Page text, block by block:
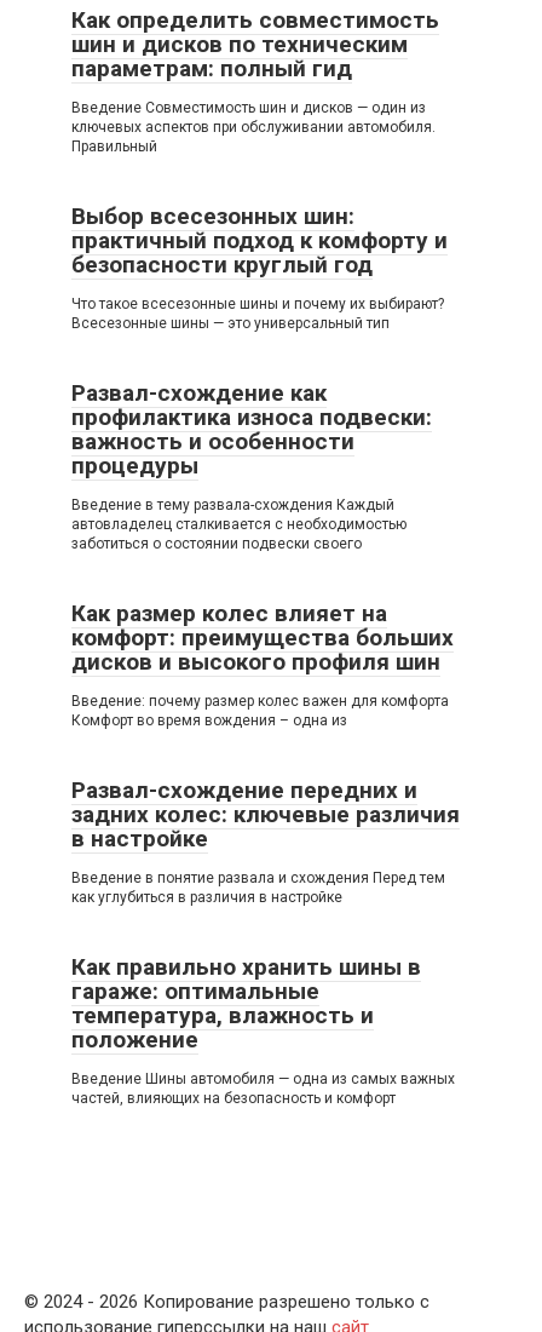
Как определить совместимость
шин и дисков по техническим
параметрам: полный гид
Введение Совместимость шин и дисков — один из
ключевых аспектов при обслуживании автомобиля.
Правильный
Выбор всесезонных шин:
практичный подход к комфорту и
безопасности круглый год
Что такое всесезонные шины и почему их выбирают?
Всесезонные шины — это универсальный тип
Развал-схождение как
профилактика износа подвески:
важность и особенности
процедуры
Введение в тему развала-схождения Каждый
автовладелец сталкивается с необходимостью
заботиться о состоянии подвески своего
Как размер колес влияет на
комфорт: преимущества больших
дисков и высокого профиля шин
Введение: почему размер колес важен для комфорта
Комфорт во время вождения – одна из
Развал-схождение передних и
задних колес: ключевые различия
в настройке
Введение в понятие развала и схождения Перед тем
как углубиться в различия в настройке
Как правильно хранить шины в
гараже: оптимальные
температура, влажность и
положение
Введение Шины автомобиля — одна из самых важных
частей, влияющих на безопасность и комфорт
© 2024 - 2026 Копирование разрешено только с
использование гиперссылки на наш сайт